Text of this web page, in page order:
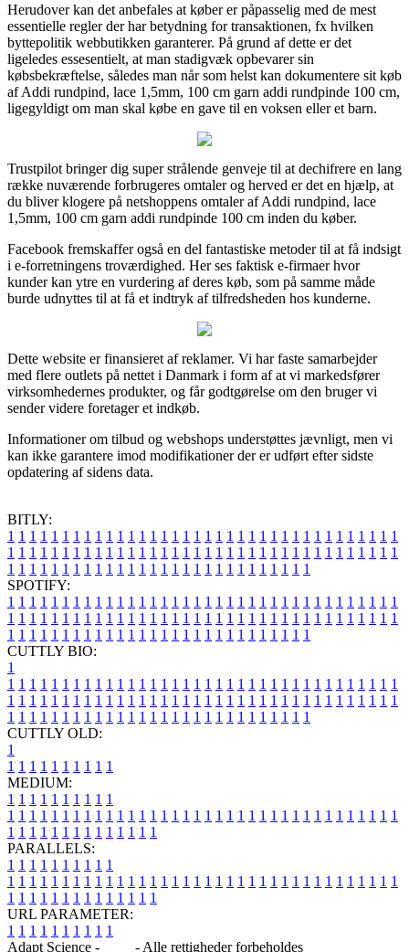
Herudover kan det anbefales at køber er påpasselig med de mest
essentielle regler der har betydning for transaktionen, fx hvilken
byttepolitik webbutikken garanterer. På grund af dette er det
ligeledes essesentielt, at man stadigvæk opbevarer sin
købsbekræftelse, således man når som helst kan dokumentere sit køb
af Addi rundpind, lace 1,5mm, 100 cm garn addi rundpinde 100 cm,
ligegyldigt om man skal købe en gave til en voksen eller et barn.
Trustpilot bringer dig super strålende genveje til at dechifrere en lang
række nuværende forbrugeres omtaler og herved er det en hjælp, at
du bliver klogere på netshoppens omtaler af Addi rundpind, lace
1,5mm, 100 cm garn addi rundpinde 100 cm inden du køber.
Facebook fremskaffer også en del fantastiske metoder til at få indsigt
i e-forretningens troværdighed. Her ses faktisk e-firmaer hvor
kunder kan ytre en vurdering af deres køb, som på samme måde
burde udnyttes til at få et indtryk af tilfredsheden hos kunderne.
Dette website er finansieret af reklamer. Vi har faste samarbejder
med flere outlets på nettet i Danmark i form af at vi markedsfører
virksomhedernes produkter, og får godtgørelse om den bruger vi
sender videre foretager et indkøb.
Informationer om tilbud og webshops understøttes jævnligt, men vi
kan ikke garantere imod modifikationer der er udført efter sidste
opdatering af sidens data.
BITLY:
1 1 1 1 1 1 1 1 1 1 1 1 1 1 1 1 1 1 1 1 1 1 1 1 1 1 1 1 1 1 1 1 1 1 1 1
1 1 1 1 1 1 1 1 1 1 1 1 1 1 1 1 1 1 1 1 1 1 1 1 1 1 1 1 1 1 1 1 1 1 1 1
1 1 1 1 1 1 1 1 1 1 1 1 1 1 1 1 1 1 1 1 1 1 1 1 1 1 1 1
SPOTIFY:
1 1 1 1 1 1 1 1 1 1 1 1 1 1 1 1 1 1 1 1 1 1 1 1 1 1 1 1 1 1 1 1 1 1 1 1
1 1 1 1 1 1 1 1 1 1 1 1 1 1 1 1 1 1 1 1 1 1 1 1 1 1 1 1 1 1 1 1 1 1 1 1
1 1 1 1 1 1 1 1 1 1 1 1 1 1 1 1 1 1 1 1 1 1 1 1 1 1 1 1
CUTTLY BIO:
1
1 1 1 1 1 1 1 1 1 1 1 1 1 1 1 1 1 1 1 1 1 1 1 1 1 1 1 1 1 1 1 1 1 1 1 1
1 1 1 1 1 1 1 1 1 1 1 1 1 1 1 1 1 1 1 1 1 1 1 1 1 1 1 1 1 1 1 1 1 1 1 1
1 1 1 1 1 1 1 1 1 1 1 1 1 1 1 1 1 1 1 1 1 1 1 1 1 1 1 1
CUTTLY OLD:
1
1 1 1 1 1 1 1 1 1 1
MEDIUM:
1 1 1 1 1 1 1 1 1 1
1 1 1 1 1 1 1 1 1 1 1 1 1 1 1 1 1 1 1 1 1 1 1 1 1 1 1 1 1 1 1 1 1 1 1 1
1 1 1 1 1 1 1 1 1 1 1 1 1 1
PARALLELS:
1 1 1 1 1 1 1 1 1 1
1 1 1 1 1 1 1 1 1 1 1 1 1 1 1 1 1 1 1 1 1 1 1 1 1 1 1 1 1 1 1 1 1 1 1 1
1 1 1 1 1 1 1 1 1 1 1 1 1 1
URL PARAMETER:
1 1 1 1 1 1 1 1 1 1
Adapt Science -
- Alle rettigheder forbeholdes